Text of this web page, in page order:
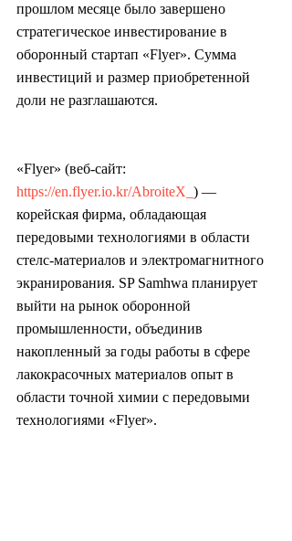
прошлом месяце было завершено
стратегическое инвестирование в
оборонный стартап «Flyer». Сумма
инвестиций и размер приобретенной
доли не разглашаются.
«Flyer» (веб-сайт:
https://en.flyer.io.kr/AbroiteX_ ) —
корейская фирма, обладающая
передовыми технологиями в области
стелс-материалов и электромагнитного
экранирования. SP Samhwa планирует
выйти на рынок оборонной
промышленности, объединив
накопленный за годы работы в сфере
лакокрасочных материалов опыт в
области точной химии с передовыми
технологиями «Flyer».